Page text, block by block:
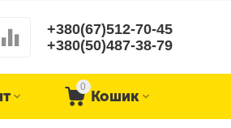
+380(67)512-70-45
+380(50)487-38-79
0
Кошик